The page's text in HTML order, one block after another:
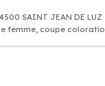
SAINT JEAN DE LUZ
femme, coupe